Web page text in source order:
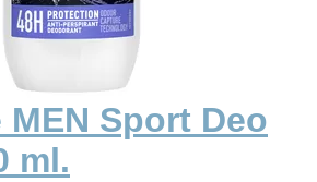
Sport Deo
ml.